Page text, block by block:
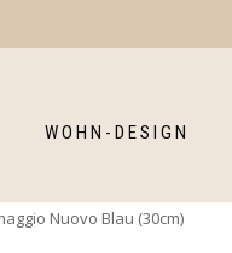
WOHN-DESIGN
Nuovo Blau (30cm)